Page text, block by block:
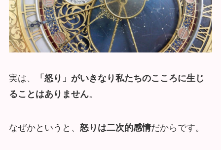
実は、
「怒り」がいきなり私たちのこころに生じ
ることはありません。
なぜかというと、 怒りは二次的感情だからです。